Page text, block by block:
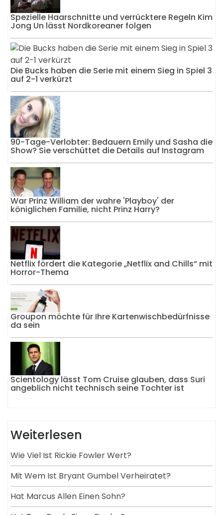
Spezielle Haarschnitte und verrücktere Regeln Kim
Jong Un lässt Nordkoreaner folgen
Die Bucks haben die Serie mit einem Sieg in Spiel 3
auf 2-1 verkürzt
90-Tage-Verlobter: Bedauern Emily und Sasha die
Show? Sie verschüttet die Details auf Instagram
War Prinz William der wahre 'Playboy' der
königlichen Familie, nicht Prinz Harry?
Netflix fördert die Kategorie „Netflix and Chills“ mit
Horror-Thema
Groupon möchte für Ihre Kartenwischbedürfnisse
da sein
Scientology lässt Tom Cruise glauben, dass Suri
angeblich nicht technisch seine Tochter ist
Weiterlesen
Wie Viel Ist Rickie Fowler Wert?
Mit Wem Ist Bryant Gumbel Verheiratet?
Hat Marcus Allen Einen Sohn?